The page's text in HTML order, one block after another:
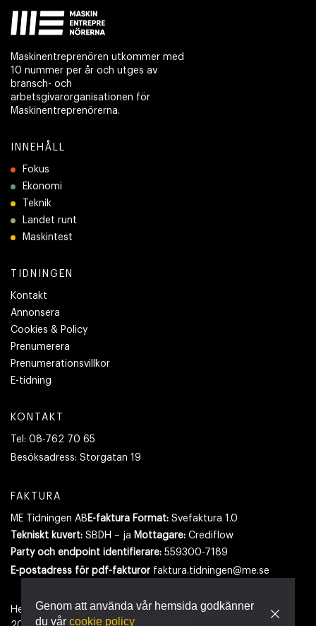
Maskinentreprenören utkommer med
10 nummer per år och utges av
bransch- och
arbetsgivarorganisationen för
Maskinentreprenörerna.
INNEHÅLL
Fokus
Ekonomi
Teknik
Landet runt
Maskintest
TIDNINGEN
Kontakt
Annonsera
Cookies & Policy
Prenumerera
Prenumerationsvillkor
E-tidning
KONTAKT
Tel: 08-762 70 65
Besöksadress: Storgatan 19
FAKTURA
ME Tidningen AB E-faktura Format: Svefaktura 1.0
Tekniskt kuvert: SBDH – ja Mottagare: Crediflow
Party och endpoint identifierare: 559300-7189
E-postadress för pdf-fakturor faktura.tidningen@me.se
Hemsidan använder cookies.Läs mer
Genom att använda vår hemsida godkänner
du vår cookie policy